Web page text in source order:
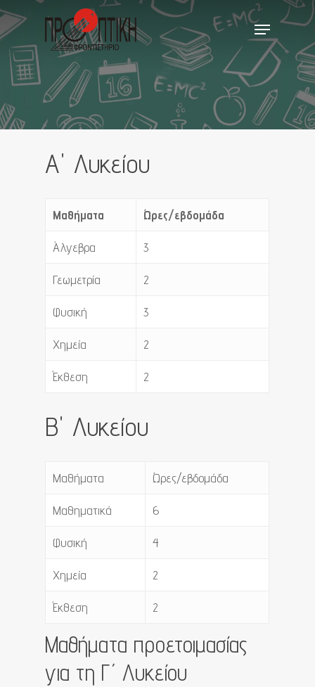
Skip
to
main
content
Menu
A' Λυκείου
Μαθήματα Ώρες/εβδομάδα
Άλγεβρα 3
Γεωμετρία 2
Φυσική 3
Χημεία 2
Έκθεση 2
B' Λυκείου
Μαθήματα Ώρες/εβδομάδα
Μαθηματικά 6
Φυσική 4
Χημεία 2
Έκθεση 2
Μαθήματα προετοιμασίας
για τη Γ΄ Λυκείου
Close
Menu